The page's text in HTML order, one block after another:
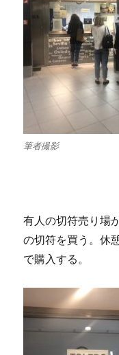
筆者撮影
有人の切符売り場
の切符を買う。休
で購入する。